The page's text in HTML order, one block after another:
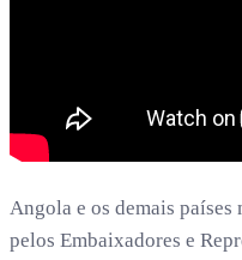
Angola e os demais países
pelos Embaixadores e